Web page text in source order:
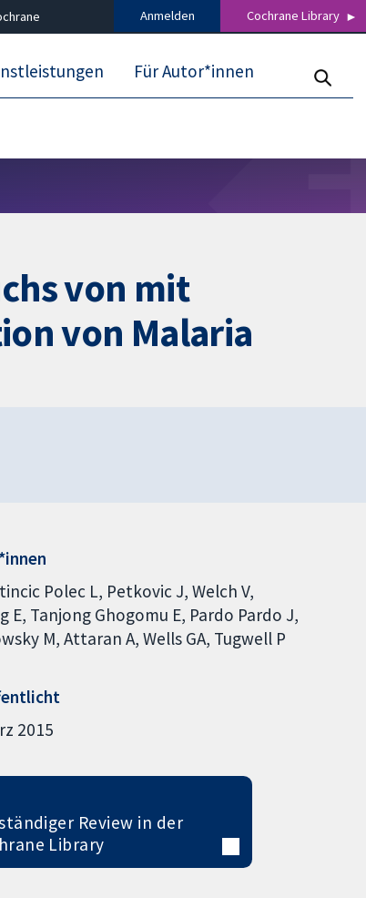
Anmelden Cochrane Library
Für Autor*innen
von mit
von Malaria
Polec L Petkovic J Welch V
E Tanjong Ghogomu E Pardo Pardo J
M Attaran A Wells GA Tugwell P
2015
Review in der
Library